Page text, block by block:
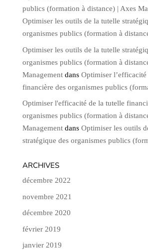
publics (formation à distance) | Axes
Optimiser les outils de la tutelle
organismes publics (formation à
Optimiser les outils de la tutelle
organismes publics (formation à
Managementdans Optimiser
financière des organismes publics
Optimiser l'efficacité de la tutelle
organismes publics (formation à
Managementdans Optimiser les outils
stratégique des organismes publics
ARCHIVES
décembre 2022
novembre 2021
décembre 2020
février 2019
janvier 2019